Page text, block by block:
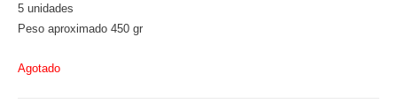
5 unidades
Peso aproximado 450 gr
Agotado